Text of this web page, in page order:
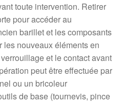
toute intervention. Retirer
pour accéder au
barillet et les composants
nouveaux éléments en
et le contact avant
peut être effectuée par
ou un bricoleur
de base (tournevis, pince